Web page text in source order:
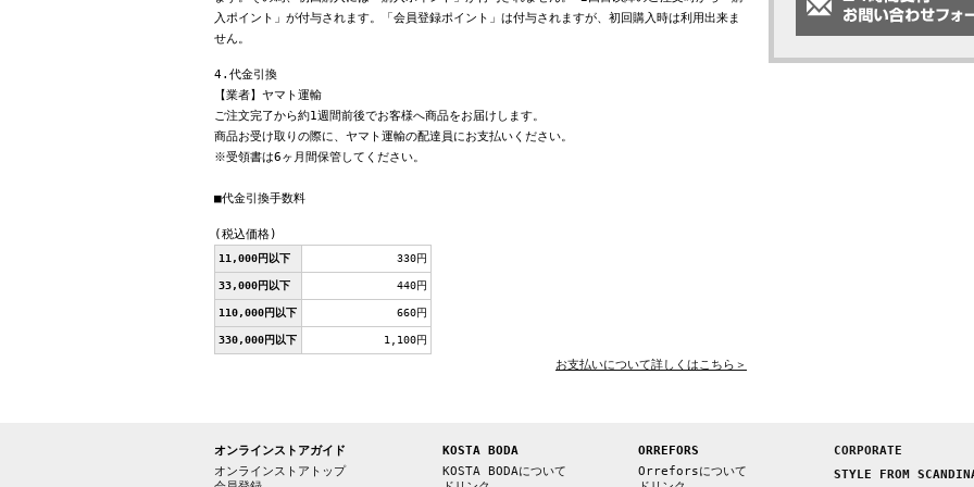
入ポイント」が付与されます。「会員登録ポイント」は付与されますが、初回購入時は利用出来ま
せん。
4.代金引換
【業者】ヤマト運輸
ご注文完了から約1週間前後でお客様へ商品をお届けします。
商品お受け取りの際に、ヤマト運輸の配達員にお支払いください。
※受領書は6ヶ月間保管してください。
■代金引換手数料
(税込価格)
11,000円以下 330円
33,000円以下 440円
110,000円以下 660円
330,000円以下 1,100円
お支払いについて詳しくはこちら＞
オンラインストアガイド
オンラインストアトップ
KOSTA BODA
KOSTA BODAについて
ORREFORS
Orreforsについて
CORPORATE
STYLE FROM